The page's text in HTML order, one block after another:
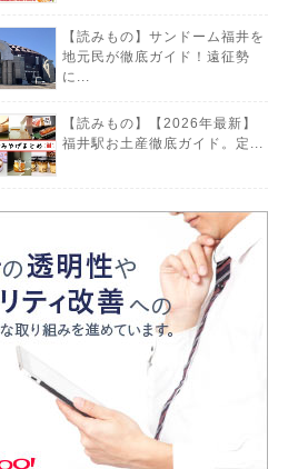
【読みもの】サンドーム福井を
地元民が徹底ガイド！遠征勢
に...
【読みもの】【2026年最新】
福井駅お土産徹底ガイド。定...